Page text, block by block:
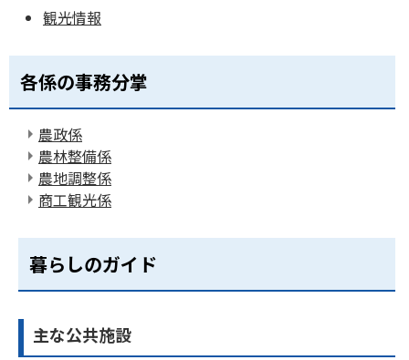
観光情報
各係の事務分掌
農政係
農林整備係
農地調整係
商工観光係
暮らしのガイド
主な公共施設